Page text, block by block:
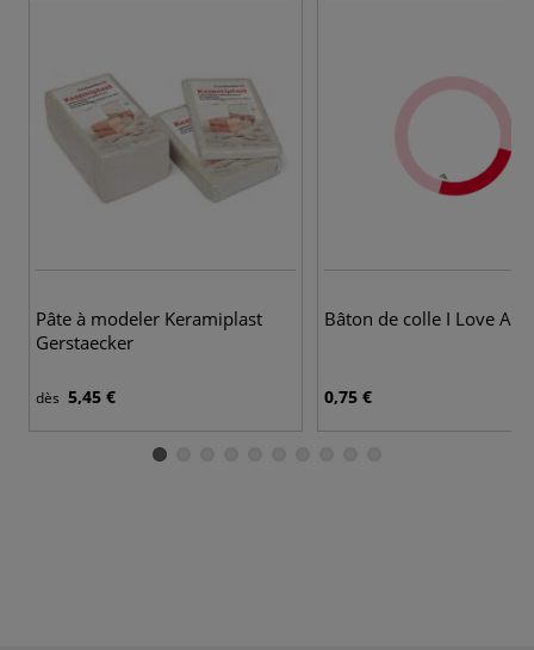
Pâte à modeler Keramiplast
Gerstaecker
dès 5,45 €
Bâton de colle I Love Art
0,75 €